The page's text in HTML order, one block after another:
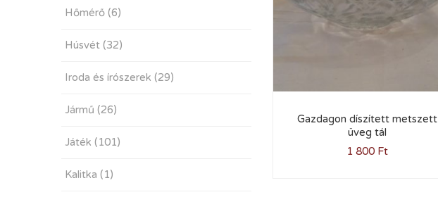
Hőmérő (6)
Húsvét (32)
Iroda és írószerek (29)
Jármű (26)
Játék (101)
Kalitka (1)
Gazdagon díszített metszett
üveg tál
1 800 Ft